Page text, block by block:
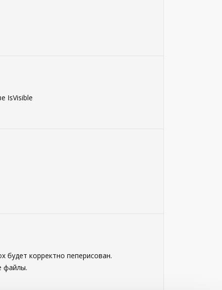
IsVisible
корректно пеперисован.
файлы.